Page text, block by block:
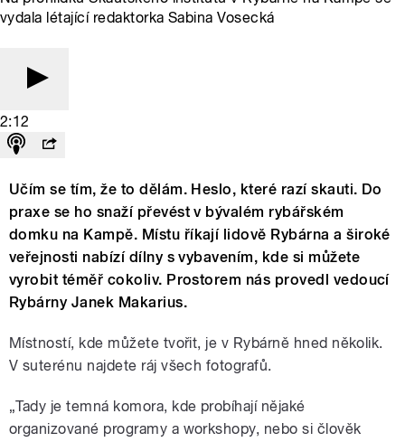
vydala létající redaktorka Sabina Vosecká
2:12
Učím se tím, že to dělám. Heslo, které razí skauti. Do
praxe se ho snaží převést v bývalém rybářském
domku na Kampě. Místu říkají lidově Rybárna a široké
veřejnosti nabízí dílny s vybavením, kde si můžete
vyrobit téměř cokoliv. Prostorem nás provedl vedoucí
Rybárny Janek Makarius.
Místností, kde můžete tvořit, je v Rybárně hned několik.
V suterénu najdete ráj všech fotografů.
„Tady je temná komora, kde probíhají nějaké
organizované programy a workshopy, nebo si člověk